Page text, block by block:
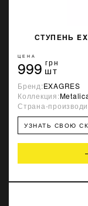
СТУПЕНЬ
ЦЕНА
999 грн
шт
Бренд:EXAGRES
Коллекция:
Страна-
УЗНАТЬ СВОЮ